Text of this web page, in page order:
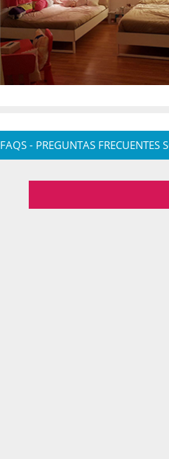
FAQS - PREGUNTAS FRECUENTES